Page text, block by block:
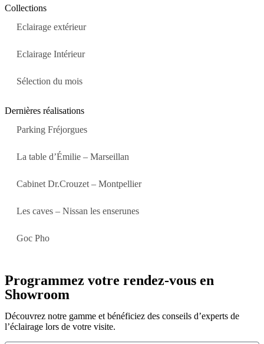
Collections
Eclairage extérieur
Eclairage Intérieur
Sélection du mois
Dernières réalisations
Parking Fréjorgues
La table d’Émilie – Marseillan
Cabinet Dr.Crouzet – Montpellier
Les caves – Nissan les enserunes
Goc Pho
Programmez votre rendez-vous en
Showroom
Découvrez notre gamme et bénéficiez des conseils d’experts de
l’éclairage lors de votre visite.